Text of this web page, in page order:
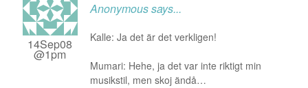
14Sep08
@1pm
Anonymoussays...
Kalle: Ja det är det verkligen!
Mumari: Hehe, ja det var inte riktigt min
musikstil, men skoj ändå…